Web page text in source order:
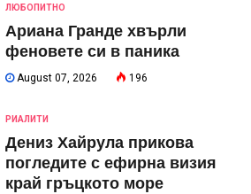
ЛЮБОПИТНО
Ариана Гранде хвърли
феновете си в паника
August 07, 2026 196
РИАЛИТИ
Дениз Хайрула прикова
погледите с ефирна визия
край гръцкото море